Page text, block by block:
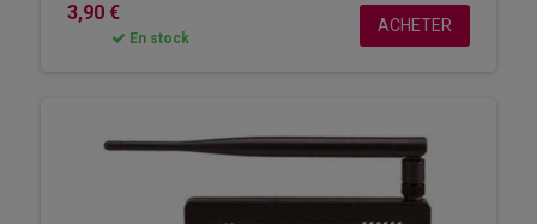
3,90 €
En stock
ACHETER